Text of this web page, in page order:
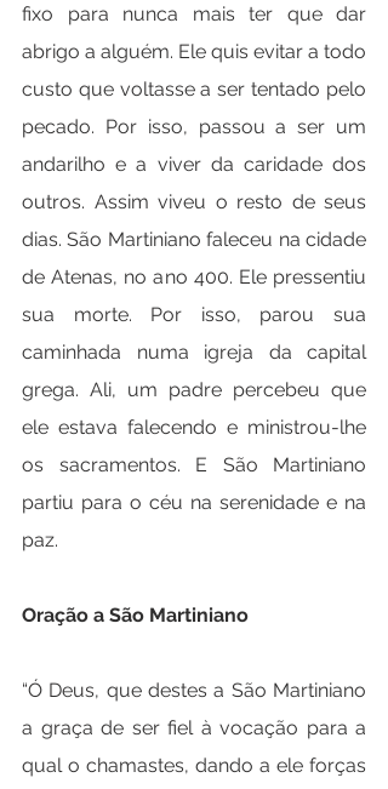
fixo para nunca mais ter que dar
abrigo a alguém. Ele quis evitar a todo
custo que voltasse a ser tentado pelo
pecado. Por isso, passou a ser um
andarilho e a viver da caridade dos
outros. Assim viveu o resto de seus
dias. São Martiniano faleceu na cidade
de Atenas, no ano 400. Ele pressentiu
sua morte. Por isso, parou sua
caminhada numa igreja da capital
grega. Ali, um padre percebeu que
ele estava falecendo e ministrou-lhe
os sacramentos. E São Martiniano
partiu para o céu na serenidade e na
paz.
Oração a São Martiniano
“Ó Deus, que destes a São Martiniano
a graça de ser fiel à vocação para a
qual o chamastes, dando a ele forças